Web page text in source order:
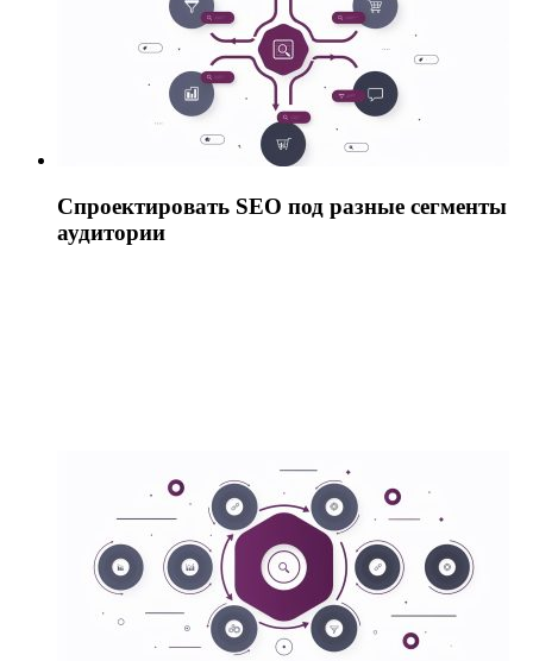
Спроектировать SEO под разные сегменты
аудитории